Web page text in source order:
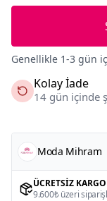
Genellikle 1-3 gün
Kolay İade
14 gün içinde
Moda Mihram
ÜCRETSIZ KARGO
9.600₺ üzeri